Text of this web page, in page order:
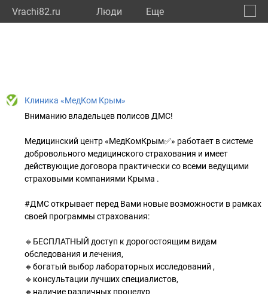
Vrachi82.ru Люди Eще
Клиника «МедКом Крым»
Вниманию владельцев полисов ДМС!
Медицинский центр «МедКомКрым✅» работает в системе
добровольного медицинского страхования и имеет
действующие договора практически со всеми ведущими
страховыми компаниями Крыма .
#ДМС открывает перед Вами новые возможности в рамках
своей программы страхования:
🔹БЕСПЛАТНЫЙ доступ к дорогостоящим видам
обследования и лечения,
🔸богатый выбор лабораторных исследований ,
🔹консультации лучших специалистов,
🔸наличие различных процедур